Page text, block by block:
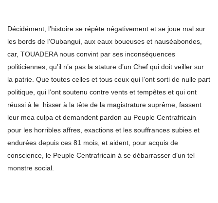
Décidément, l’histoire se répète négativement et se joue mal sur
les bords de l’Oubangui, aux eaux boueuses et nauséabondes,
car, TOUADERA nous convint par ses inconséquences
politiciennes, qu’il n’a pas la stature d’un Chef qui doit veiller sur
la patrie. Que toutes celles et tous ceux qui l’ont sorti de nulle part
politique, qui l’ont soutenu contre vents et tempêtes et qui ont
réussi à le hisser à la tête de la magistrature suprême, fassent
leur mea culpa et demandent pardon au Peuple Centrafricain
pour les horribles affres, exactions et les souffrances subies et
endurées depuis ces 81 mois, et aident, pour acquis de
conscience, le Peuple Centrafricain à se débarrasser d’un tel
monstre social.